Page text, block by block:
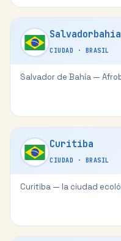
Salvadorbahia
CIUDAD · BRASIL
Salvador de Bahía —
Curitiba
CIUDAD · BRASIL
Curitiba — la ciudad